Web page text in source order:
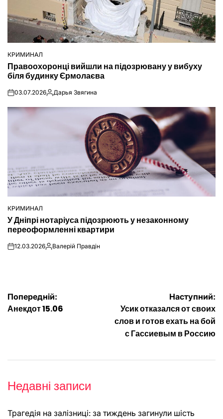
ОПУБЛІКУВАТИ
КРИМИНАЛ
Правоохоронці вийшли на підозрювану у вибуху
біля будинку Єрмолаєва
on03.07.2026Опубліковано
Дарья Звягина
ОПУБЛІКУВАТИ
У
КРИМИНАЛ
У Дніпрі нотаріуса підозрюють у незаконному
переоформленні квартири
on12.03.2026Опубліковано
Валерій Правдін
Навігація
Попередній:
Анекдот 15.06
Наступний:
Усик отказался от своих
слов и готов ехать на бой
с Гассиевым в Россию
Недавні записи
Трагедія на залізниці: за тиждень загинули шість